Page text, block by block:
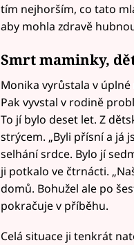
tím nejhorším, co tato
aby mohla zdravě
Smrt maminky,
Monika vyrůstala v
Pak vyvstal v rodině
To jí bylo deset let. Z
strýcem. „Byli přísní a já
selhání srdce. Bylo jí
ji potkalo ve čtrnácti.
domů. Bohužel ale po
pokračuje v příběhu.
Celá situace ji tenkrát